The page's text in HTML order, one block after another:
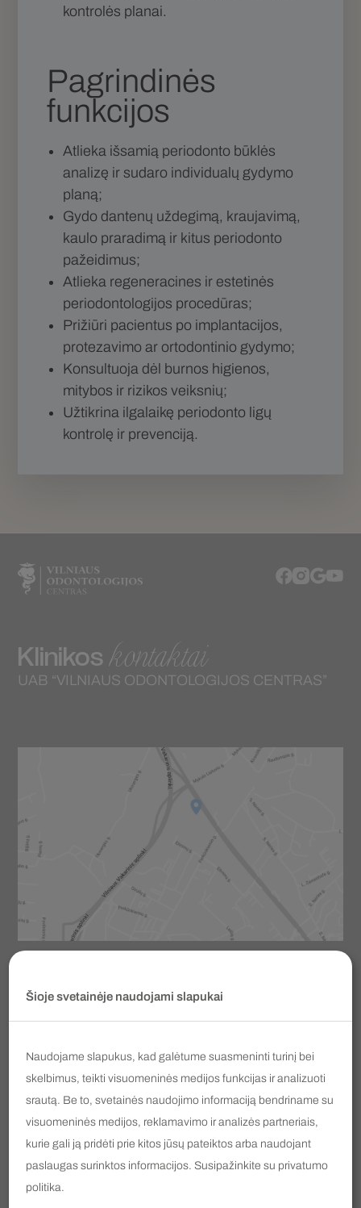
kontrolės planai.
Pagrindinės
funkcijos
Atlieka išsamią periodonto būklės
analizę ir sudaro individualų gydymo
planą;
Gydo dantenų uždegimą, kraujavimą,
kaulo praradimą ir kitus periodonto
pažeidimus;
Atlieka regeneracines ir estetinės
periodontologijos procedūras;
Prižiūri pacientus po implantacijos,
protezavimo ar ortodontinio gydymo;
Konsultuoja dėl burnos higienos,
mitybos ir rizikos veiksnių;
Užtikrina ilgalaikę periodonto ligų
kontrolę ir prevenciją.
Klinikoskontaktai
UAB “VILNIAUS ODONTOLOGIJOS CENTRAS”
Prenumeruokite mūsų naujienlaiškį
El.
paštas
PRENUMERUOTI
info@voc.lt
Ukmergės g. 322 / Perkūnkiemio g. 1, Vilnius
Šioje svetainėje naudojami slapukai
Naudojame slapukus, kad galėtume suasmeninti turinį bei
skelbimus, teikti visuomeninės medijos funkcijas ir analizuoti
srautą. Be to, svetainės naudojimo informaciją bendriname su
visuomeninės medijos, reklamavimo ir analizės partneriais,
kurie gali ją pridėti prie kitos jūsų pateiktos arba naudojant
paslaugas surinktos informacijos. Susipažinkite su privatumo
politika.